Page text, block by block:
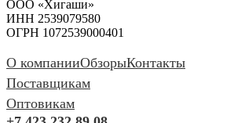
ООО «Хигаши»
ИНН 2539079580
ОГРН 1072539000401
О компанииОбзорыКонтакты
Поставщикам
Оптовикам